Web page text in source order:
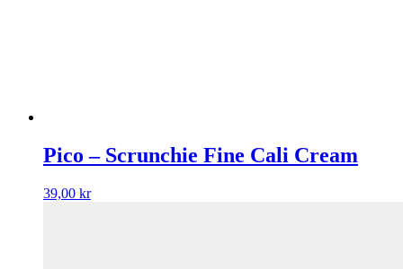
Pico – Scrunchie Fine Cali Cream
39,00 kr